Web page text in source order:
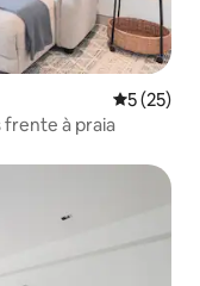
5 (25)
frente à praia